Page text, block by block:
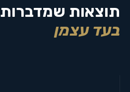
תוצאות שמדברות
בעד עצמן